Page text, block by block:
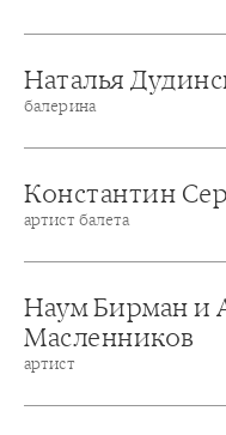
Наталья
балерина
Константин
артист балета
Наум Бирман и
Масленников
артист